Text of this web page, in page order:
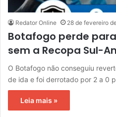
Redator Online 28 de fevereiro
Botafogo perde
sem a Recopa Sul-
O Botafogo não conseguiu
de ida e foi derrotado por 2 a 0
Leia mais »